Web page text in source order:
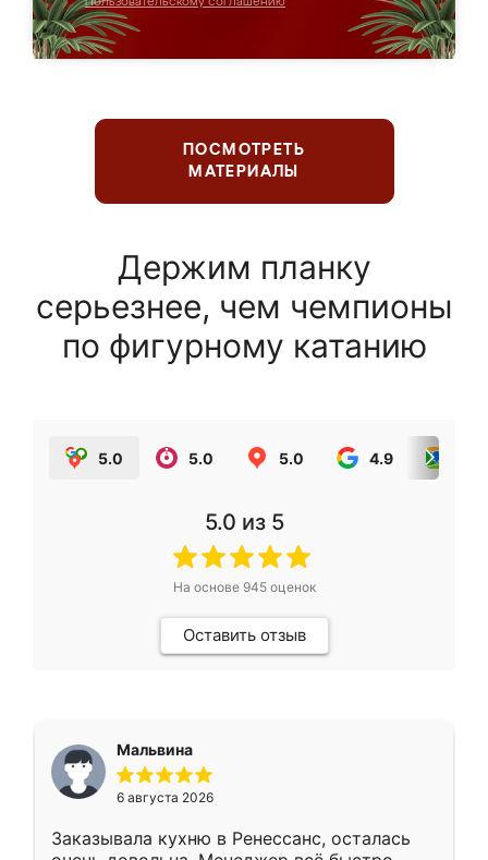
ПОСМОТРЕТЬ
МАТЕРИАЛЫ
Держим планку
серьезнее, чем чемпионы
по фигурному катанию
5.0 5.0 5.0 4.9
5.0 из 5
На основе 945оценок
Оставить отзыв
Мальвина
6 августа 2026
Заказывала кухню в Ренессанс, осталась